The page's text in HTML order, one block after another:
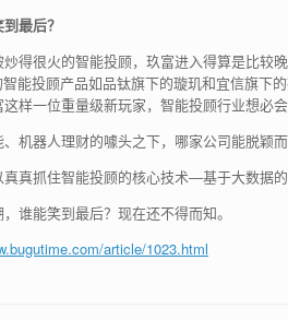
最后？
得很火的智能投顾，玖富进入得算是比较
能投顾产品如品钛旗下的璇玑和宜信旗下
样一位重量级新玩家，智能投顾行业想必会
机器人理财的噱头之下，哪家公司能脱颖而
真抓住智能投顾的核心技术—基于大数据的
谁能笑到最后？现在还不得而知。
article/1023.html